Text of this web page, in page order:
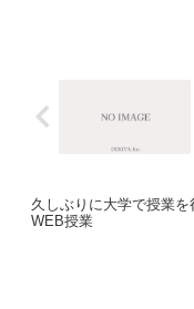
久しぶりに大学で授業
WEB授業